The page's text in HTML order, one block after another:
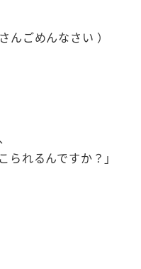
んごめんなさい ）
れるんですか？」